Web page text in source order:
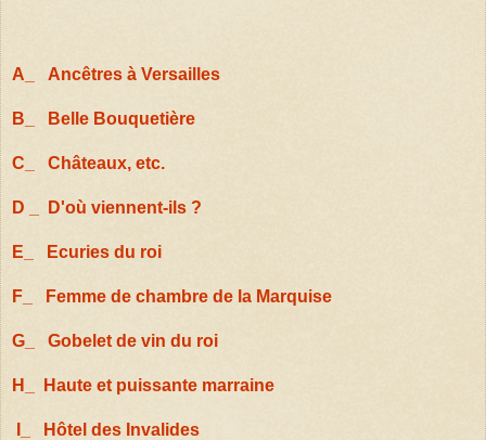
A_ Ancêtres à Versailles
B_ Belle Bouquetière
C_ Châteaux, etc.
D _ D'où viennent-ils ?
E_ Ecuries du roi
F_ Femme de chambre de la Marquise
G_ Gobelet de vin du roi
H_ Haute et puissante marraine
I_ Hôtel des Invalides